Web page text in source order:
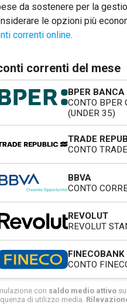
da sostenere per la
le opzioni più
correnti online.
correnti del mese
BPER BANCA
CONTO BPER
(UNDER 35)
TRADE
CONTO
BBVA
CONTO
REVOLUT
REVOLUT
FINECOBANK
CONTO
con saldo medio attivo
di utilizzo media.